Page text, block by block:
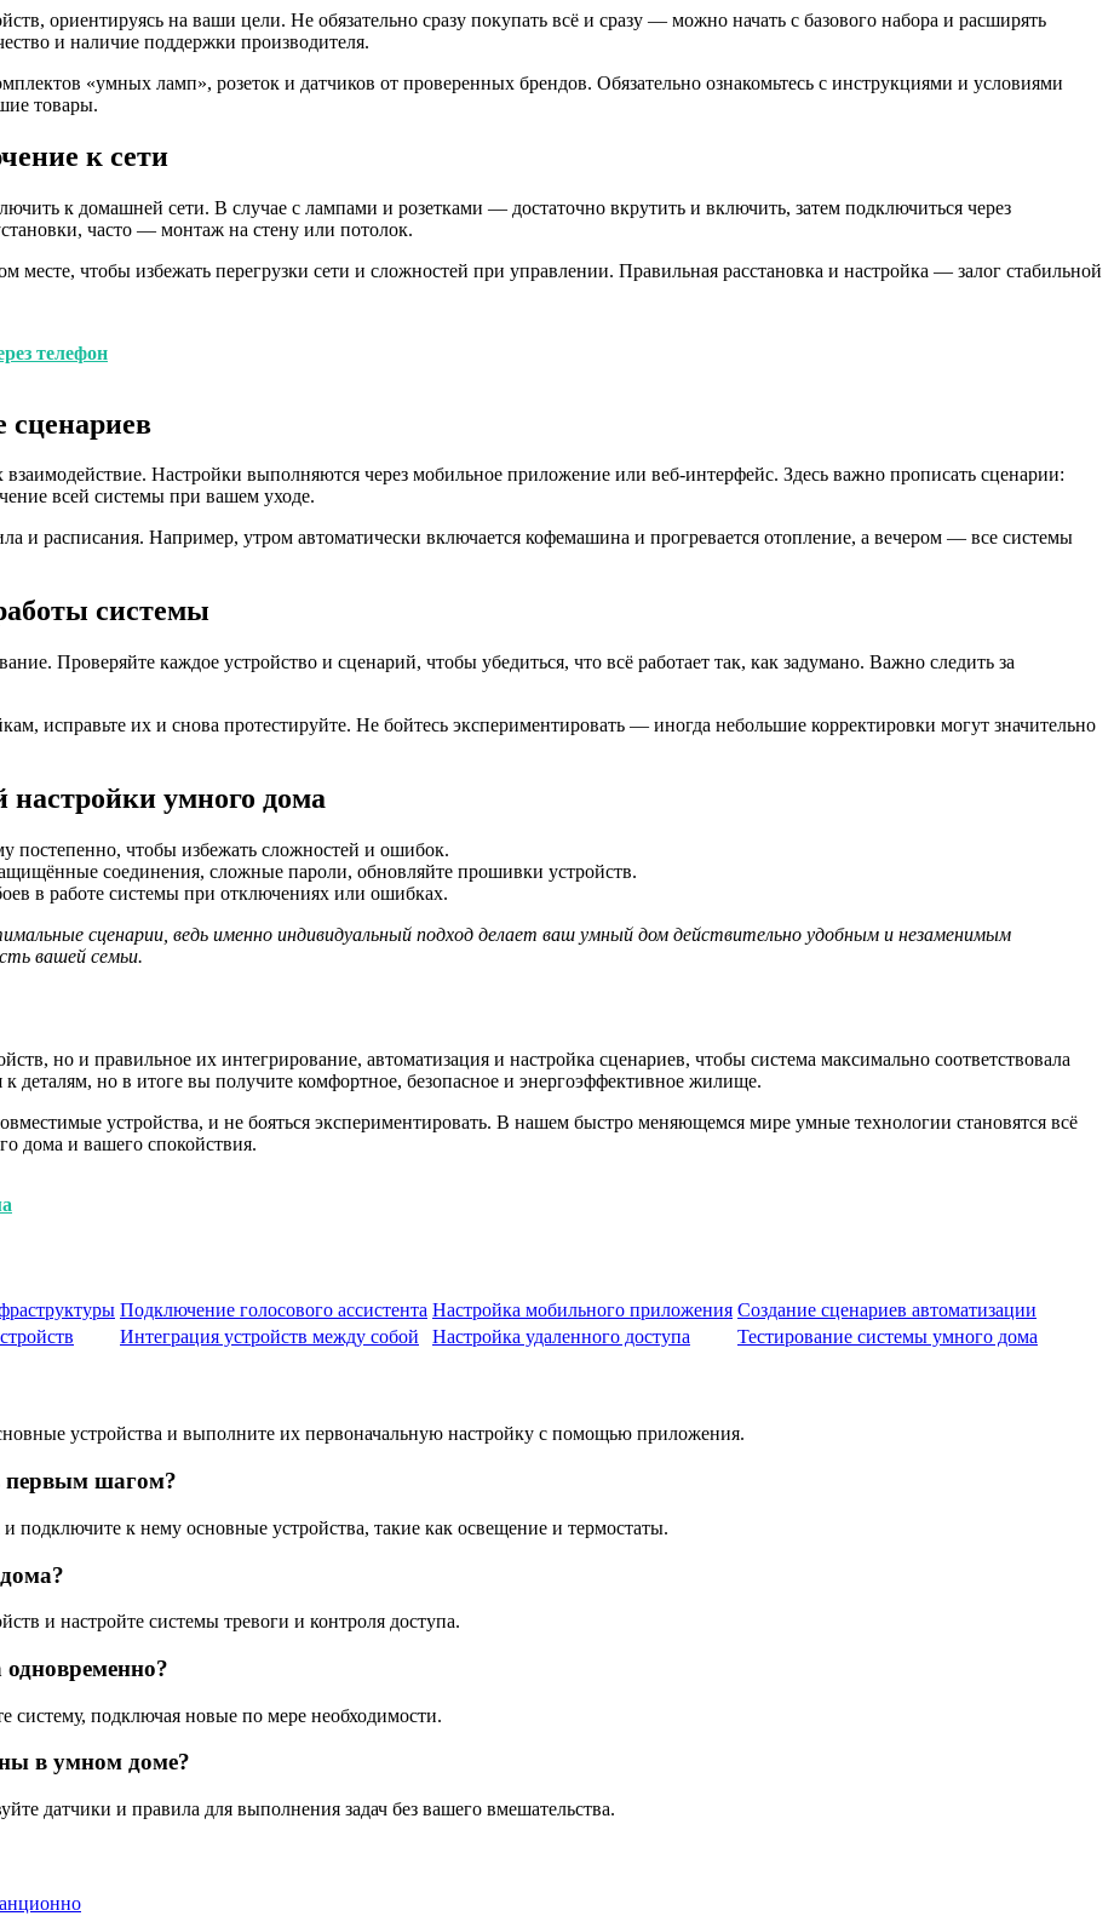
ориентируясь на ваши цели. Не обязательно сразу покупать всё и сразу — можно начать с базового набора и расширять
и наличие поддержки производителя.
«умных ламп», розеток и датчиков от проверенных брендов. Обязательно ознакомьтесь с инструкциями и условиями
товары.
к сети
к домашней сети. В случае с лампами и розетками — достаточно вкрутить и включить, затем подключиться через
часто — монтаж на стену или потолок.
месте, чтобы избежать перегрузки сети и сложностей при управлении. Правильная расстановка и настройка — залог стабильной
телефон
сценариев
Настройки выполняются через мобильное приложение или веб-интерфейс. Здесь важно прописать сценарии:
всей системы при вашем уходе.
и расписания. Например, утром автоматически включается кофемашина и прогревается отопление, а вечером — все системы
системы
Проверяйте каждое устройство и сценарий, чтобы убедиться, что всё работает так, как задумано. Важно следить за
исправьте их и снова протестируйте. Не бойтесь экспериментировать — иногда небольшие корректировки могут значительно
умного дома
постепенно, чтобы избежать сложностей и ошибок.
соединения, сложные пароли, обновляйте прошивки устройств.
в работе системы при отключениях или ошибках.
сценарии, ведь именно индивидуальный подход делает ваш умный дом действительно удобным и незаменимым
вашей семьи.
но и правильное их интегрирование, автоматизация и настройка сценариев, чтобы система максимально соответствовала
деталям, но в итоге вы получите комфортное, безопасное и энергоэффективное жилище.
устройства, и не бояться экспериментировать. В нашем быстро меняющемся мире умные технологии становятся всё
дома и вашего спокойствия.
Подключение голосового ассистента Настройка мобильного приложения Создание сценариев автоматизации
Интеграция устройств между собой Настройка удаленного доступа Тестирование системы умного дома
устройства и выполните их первоначальную настройку с помощью приложения.
первым шагом?
подключите к нему основные устройства, такие как освещение и термостаты.
и настройте системы тревоги и контроля доступа.
систему, подключая новые по мере необходимости.
в умном доме?
датчики и правила для выполнения задач без вашего вмешательства.